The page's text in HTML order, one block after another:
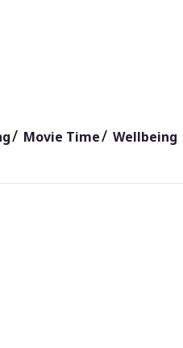
Movie Time Wellbeing